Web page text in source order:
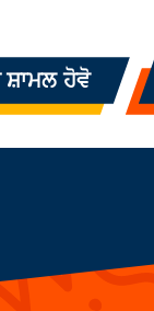
ਸ਼ਾਮਲ ਹੋਵੋ